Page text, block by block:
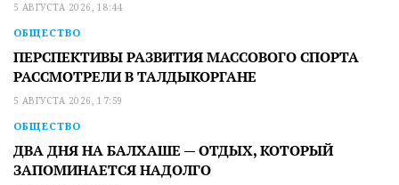
5 АВГУСТА 2026, 18:44
ОБЩЕСТВО
ПЕРСПЕКТИВЫ РАЗВИТИЯ МАССОВОГО СПОРТА
РАССМОТРЕЛИ В ТАЛДЫКОРГАНЕ
5 АВГУСТА 2026, 17:59
ОБЩЕСТВО
ДВА ДНЯ НА БАЛХАШЕ — ОТДЫХ, КОТОРЫЙ
ЗАПОМИНАЕТСЯ НАДОЛГО